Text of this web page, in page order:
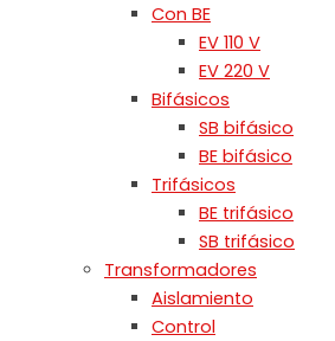
Con BE
EV 110 V
EV 220 V
Bifásicos
SB bifásico
BE bifásico
Trifásicos
BE trifásico
SB trifásico
Transformadores
Aislamiento
Control